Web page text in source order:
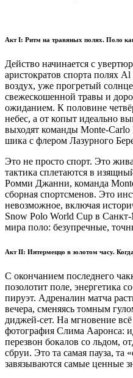
Акт I: Ритм на травяных полях. Поло как
Действо начинается с
аристократов спорта полях
воздух, уже прогретый
свежескошенной травы и
ожиданием. К половине
небес, а от копыт идеально
выходят команды Monte-Carlo
шика с флером Лазурного
Это не просто спорт. Это
тактика сплетаются в
Ромми Джанни, команда
сборная спортсменов. Это
невозможное, включая
Snow Polo World Cup в
мира поло: безупречные,
Акт II: Интермеццо в золотом часу.
С окончанием последнего
позолотит поле, энергетика
пируэт. Адреналин матча
вечера, сменяясь томным
диджей-сет. На мгновение
фотография Слима Ааронса:
перезвон бокалов со льдом,
сбруи. Это та самая пауза, та
завязываются самые ценные